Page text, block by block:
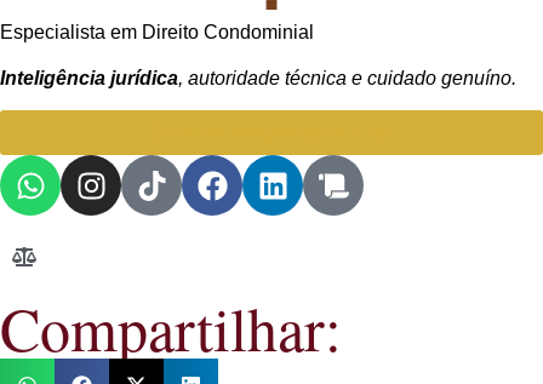
Especialista em Direito Condominial
Inteligência jurídica, autoridade técnica e cuidado genuíno.
Compartilhar: